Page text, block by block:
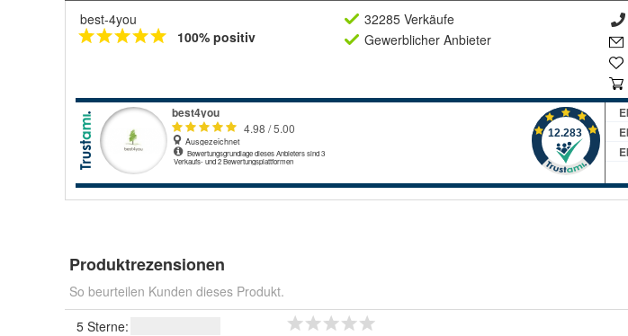
best-4you
100% positiv
32285 Verkäufe
Gewerblicher Anbieter
Produktrezensionen
So beurteilen Kunden dieses Produkt.
5 Sterne: